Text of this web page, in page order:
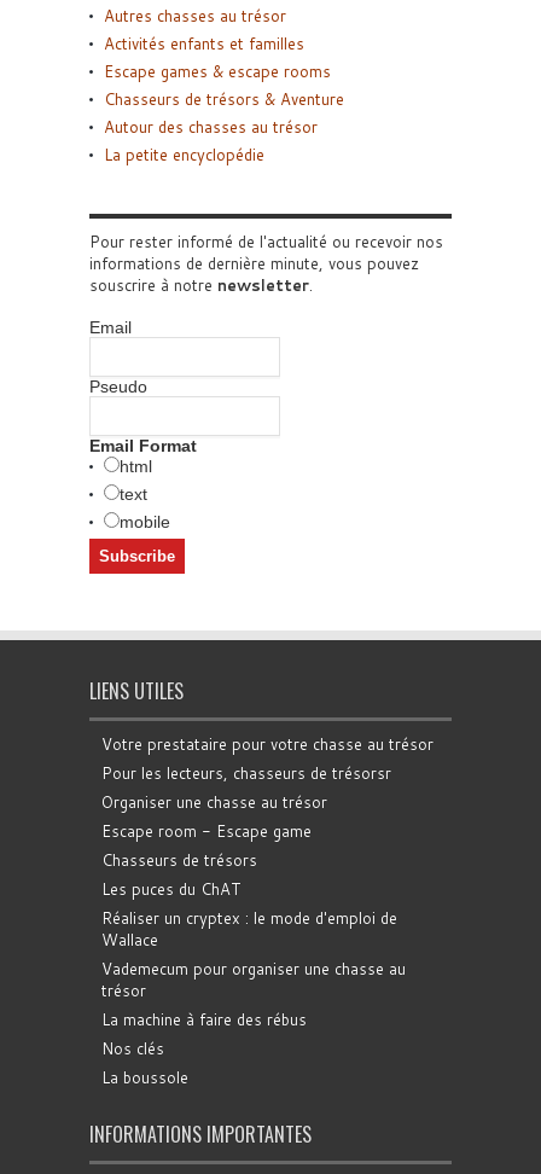
Autres chasses au trésor
Activités enfants et familles
Escape games & escape rooms
Chasseurs de trésors & Aventure
Autour des chasses au trésor
La petite encyclopédie
Pour rester informé de l'actualité ou recevoir nos
informations de dernière minute, vous pouvez
souscrire à notre newsletter.
Email
Pseudo
Email Format
html
text
mobile
LIENS UTILES
Votre prestataire pour votre chasse au trésor
Pour les lecteurs, chasseurs de trésorsr
Organiser une chasse au trésor
Escape room - Escape game
Chasseurs de trésors
Les puces du ChAT
Réaliser un cryptex : le mode d'emploi de
Wallace
Vademecum pour organiser une chasse au
trésor
La machine à faire des rébus
Nos clés
La boussole
INFORMATIONS IMPORTANTES